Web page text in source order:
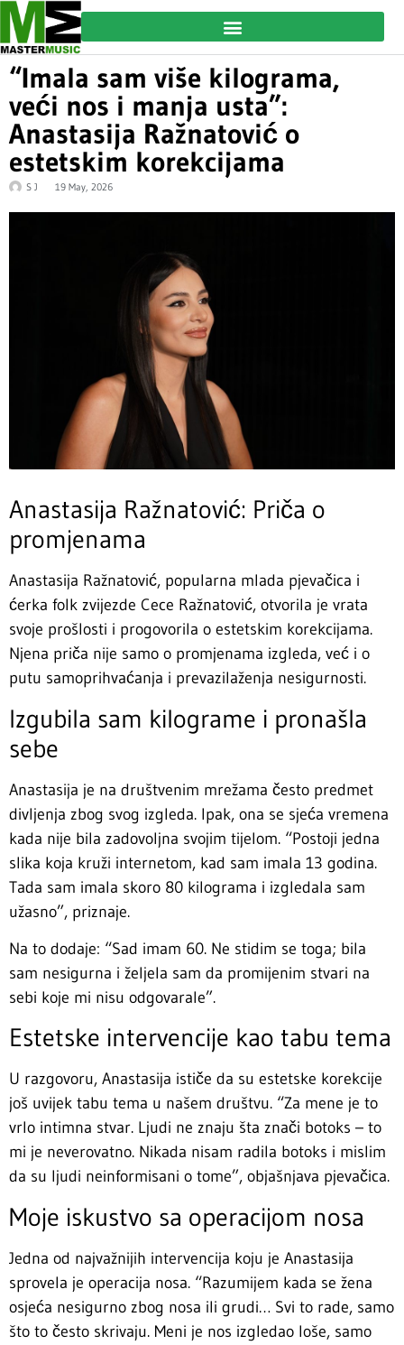
“Imala sam više kilograma,
veći nos i manja usta”:
Anastasija Ražnatović o
estetskim korekcijama
S J 19 May, 2026
Anastasija Ražnatović: Priča o
promjenama
Anastasija Ražnatović, popularna mlada pjevačica i
ćerka folk zvijezde Cece Ražnatović, otvorila je vrata
svoje prošlosti i progovorila o estetskim korekcijama.
Njena priča nije samo o promjenama izgleda, već i o
putu samoprihvaćanja i prevazilaženja nesigurnosti.
Izgubila sam kilograme i pronašla
sebe
Anastasija je na društvenim mrežama često predmet
divljenja zbog svog izgleda. Ipak, ona se sjeća vremena
kada nije bila zadovoljna svojim tijelom. “Postoji jedna
slika koja kruži internetom, kad sam imala 13 godina.
Tada sam imala skoro 80 kilograma i izgledala sam
užasno”, priznaje.
Na to dodaje: “Sad imam 60. Ne stidim se toga; bila
sam nesigurna i željela sam da promijenim stvari na
sebi koje mi nisu odgovarale”.
Estetske intervencije kao tabu tema
U razgovoru, Anastasija ističe da su estetske korekcije
još uvijek tabu tema u našem društvu. “Za mene je to
vrlo intimna stvar. Ljudi ne znaju šta znači botoks – to
mi je neverovatno. Nikada nisam radila botoks i mislim
da su ljudi neinformisani o tome”, objašnjava pjevačica.
Moje iskustvo sa operacijom nosa
Jedna od najvažnijih intervencija koju je Anastasija
sprovela je operacija nosa. “Razumijem kada se žena
osjeća nesigurno zbog nosa ili grudi… Svi to rade, samo
što to često skrivaju. Meni je nos izgledao loše, samo